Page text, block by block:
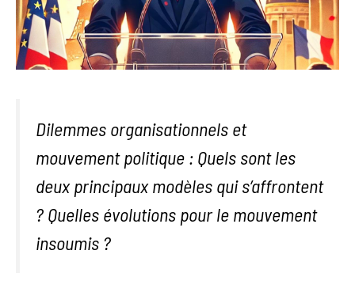
Dilemmes organisationnels et
mouvement politique : Quels sont les
deux principaux modèles qui s’affrontent
? Quelles évolutions pour le mouvement
insoumis ?